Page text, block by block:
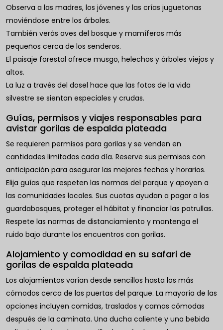
Observa a las madres, los jóvenes y las crías juguetonas
moviéndose entre los árboles.
También verás aves del bosque y mamíferos más
pequeños cerca de los senderos.
El paisaje forestal ofrece musgo, helechos y árboles viejos y
altos.
La luz a través del dosel hace que las fotos de la vida
silvestre se sientan especiales y crudas.
Guías, permisos y viajes responsables para
avistar gorilas de espalda plateada
Se requieren permisos para gorilas y se venden en
cantidades limitadas cada día. Reserve sus permisos con
anticipación para asegurar las mejores fechas y horarios.
Elija guías que respeten las normas del parque y apoyen a
las comunidades locales. Sus cuotas ayudan a pagar a los
guardabosques, proteger el hábitat y financiar las patrullas.
Respete las normas de distanciamiento y mantenga el
ruido bajo durante los encuentros con gorilas.
Alojamiento y comodidad en su safari de
gorilas de espalda plateada
Los alojamientos varían desde sencillos hasta los más
cómodos cerca de las puertas del parque. La mayoría de las
opciones incluyen comidas, traslados y camas cómodas
después de la caminata. Una ducha caliente y una bebida